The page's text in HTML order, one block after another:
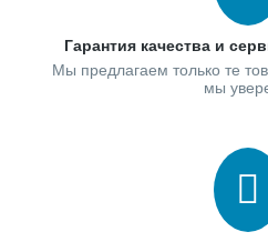
Гарантия качества и
Мы предлагаем только те
мы